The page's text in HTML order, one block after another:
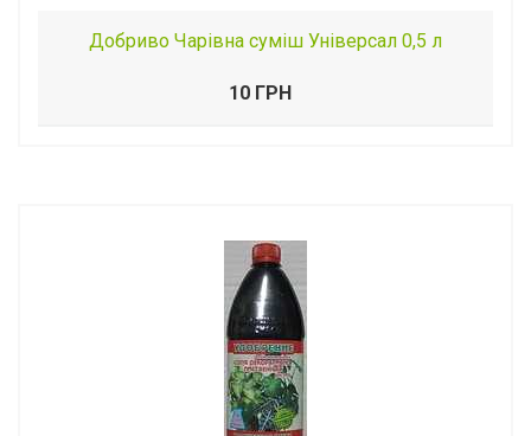
Добриво Чарівна суміш Універсал 0,5 л
10 ГРН